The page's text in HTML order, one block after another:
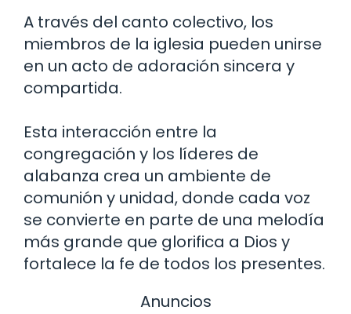
A través del canto colectivo, los
miembros de la iglesia pueden unirse
en un acto de adoración sincera y
compartida.
Esta interacción entre la
congregación y los líderes de
alabanza crea un ambiente de
comunión y unidad, donde cada voz
se convierte en parte de una melodía
más grande que glorifica a Dios y
fortalece la fe de todos los presentes.
Anuncios